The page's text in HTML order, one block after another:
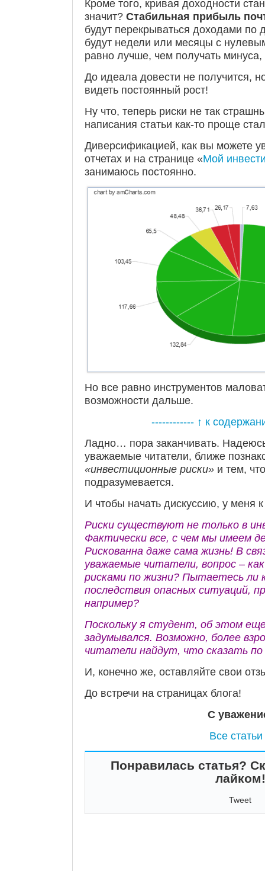
Кроме того, кривая доходности
значит? Стабильная прибыль
будут перекрываться доходами по
будут недели или месяцы с
равно лучше, чем получать
До идеала довести не получится,
видеть постоянный рост!
Ну что, теперь риски не так
написания статьи как-то проще
Диверсификацией, как вы можете
отчетах и на странице «Мой
занимаюсь постоянно.
Но все равно инструментов
возможности дальше.
------------ ↑ к
Ладно… пора заканчивать.
уважаемые читатели, ближе
«инвестиционные риски» и тем,
подразумевается.
И чтобы начать дискуссию, у меня
Риски существуют не только в
Фактически все, с чем мы имеем
Рискованна даже сама жизнь! В
уважаемые читатели, вопрос –
рисками по жизни? Пытаетесь ли
последствия опасных ситуаций,
например?
Поскольку я студент, об этом
задумывался. Возможно, более
читатели найдут, что сказать по
И, конечно же, оставляйте свои
До встречи на страницах блога!
С
Все
Понравилась статья?
лайком!
Tweet